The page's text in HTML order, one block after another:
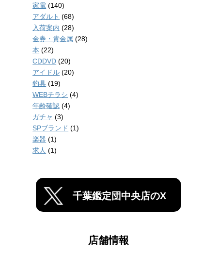
家電 (140)
アダルト (68)
入荷案内 (28)
金券・貴金属 (28)
本 (22)
CDDVD (20)
アイドル (20)
釣具 (19)
WEBチラシ (4)
年齢確認 (4)
ガチャ (3)
SPブランド (1)
楽器 (1)
求人 (1)
千葉鑑定団中央店のX
店舗情報